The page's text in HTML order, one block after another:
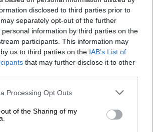
disclosed to third parties prior to
separately opt-out of the further
information by third parties on the
participants. This information may
us to third parties on the IAB’s List of
that may further disclose it to other
website/app uses one or more Google
visit or usage behaviour. You may click to
to Google and its third-party tags to
Processing Opt Outs
of the Sharing of my
αρχή» - Δεν αναμένεται
ένα μήνυμα σε όλους
ζωή ενός μικρού παιδιού
οΜαχμούντ Αμπάς
, για να
να πάω στη Γάζα